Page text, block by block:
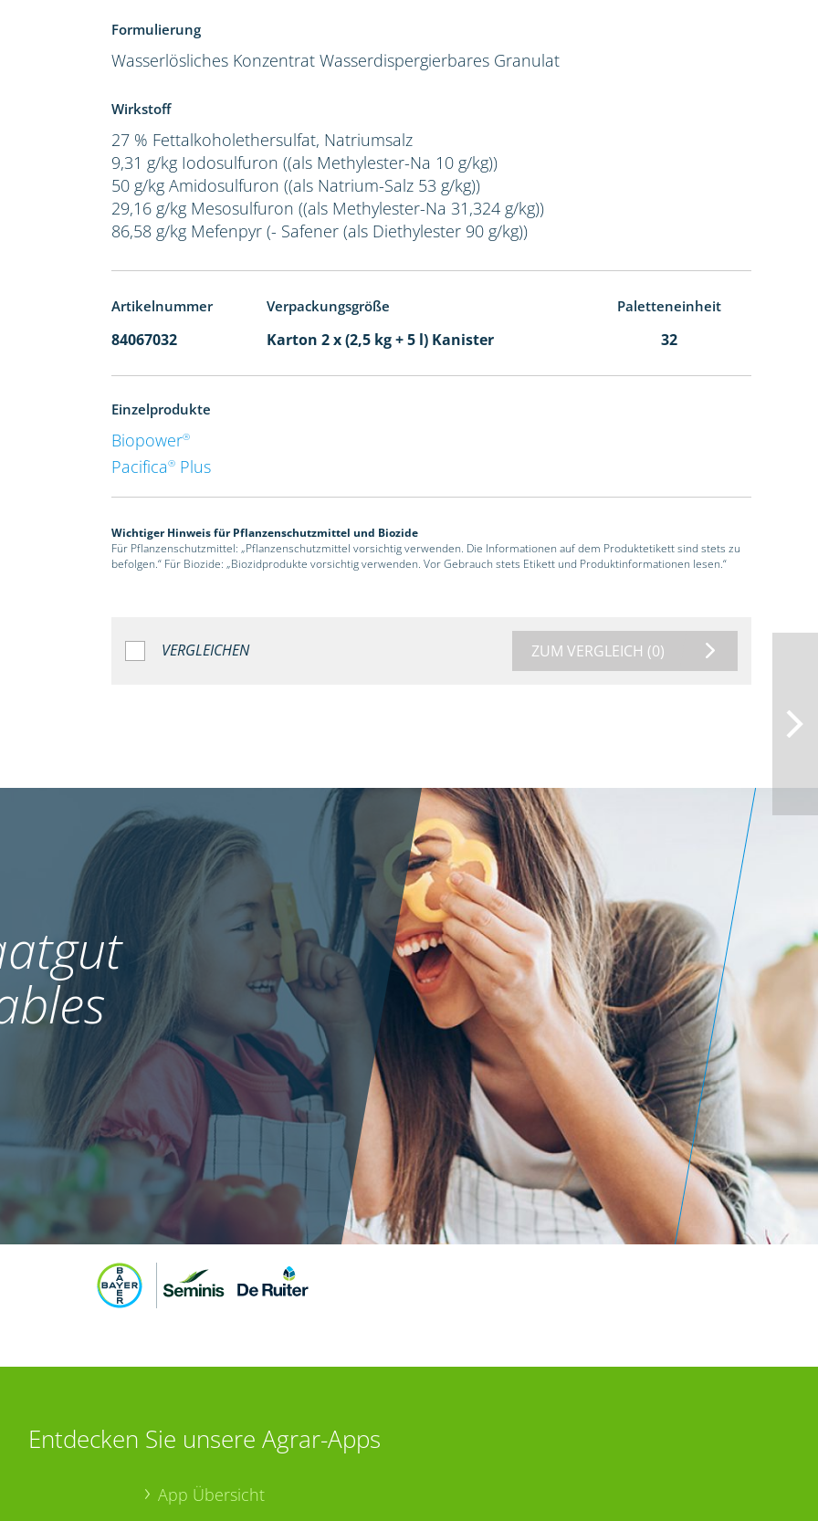
Formulierung
Wasserlösliches Konzentrat Wasserdispergierbares Granulat
Wirkstoff
27 % Fettalkoholethersulfat, Natriumsalz
9,31 g/kg Iodosulfuron ((als Methylester-Na 10 g/kg))
50 g/kg Amidosulfuron ((als Natrium-Salz 53 g/kg))
29,16 g/kg Mesosulfuron ((als Methylester-Na 31,324 g/kg))
86,58 g/kg Mefenpyr (- Safener (als Diethylester 90 g/kg))
Artikelnummer Verpackungsgröße Paletteneinheit
84067032 Karton 2 x (2,5 kg + 5 l) Kanister 32
Einzelprodukte
Biopower®
Pacifica® Plus
Wichtiger Hinweis für Pflanzenschutzmittel und Biozide
Für Pflanzenschutzmittel: „Pflanzenschutzmittel vorsichtig verwenden. Die Informationen auf dem Produktetikett sind stets zu
befolgen.“ Für Biozide: „Biozidprodukte vorsichtig verwenden. Vor Gebrauch stets Etikett und Produktinformationen lesen.“
VERGLEICHEN ZUM VERGLEICH (0)
Entdecken Sie unsere Agrar-Apps
App Übersicht